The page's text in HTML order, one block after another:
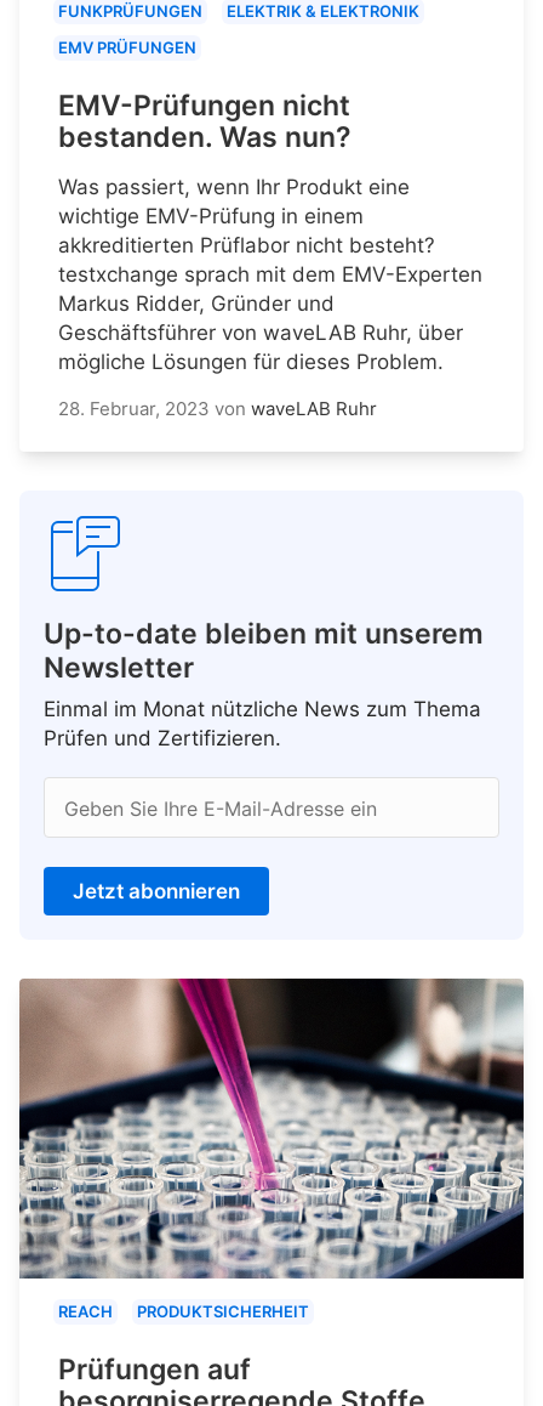
FUNKPRÜFUNGEN
ELEKTRIK & ELEKTRONIK
EMV PRÜFUNGEN
EMV-Prüfungen nicht
bestanden. Was nun?
Was passiert, wenn Ihr Produkt eine
wichtige EMV-Prüfung in einem
akkreditierten Prüflabor nicht besteht?
testxchange sprach mit dem EMV-Experten
Markus Ridder, Gründer und
Geschäftsführer von waveLAB Ruhr, über
mögliche Lösungen für dieses Problem.
28. Februar, 2023 von waveLAB Ruhr
Up-to-date bleiben mit unserem
Newsletter
Einmal im Monat nützliche News zum Thema
Prüfen und Zertifizieren.
Geben Sie Ihre E-Mail-Adresse ein
Jetzt abonnieren
REACH PRODUKTSICHERHEIT
Prüfungen auf